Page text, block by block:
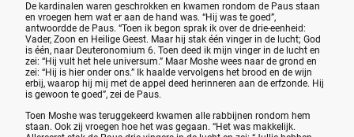
De kardinalen waren geschrokken en kwamen rondom de Paus staan
en vroegen hem wat er aan de hand was. “Hij was te goed”,
antwoordde de Paus. “Toen ik begon sprak ik over de drie-eenheid:
Vader, Zoon en Heilige Geest. Maar hij stak één vinger in de lucht; God
is één, naar Deuteronomium 6. Toen deed ik mijn vinger in de lucht en
zei: “Hij vult het hele universum.” Maar Moshe wees naar de grond en
zei: “Hij is hier onder ons.” Ik haalde vervolgens het brood en de wijn
erbij, waarop hij mij met de appel deed herinneren aan de erfzonde. Hij
is gewoon te goed”, zei de Paus.
Toen Moshe was teruggekeerd kwamen alle rabbijnen rondom hem
staan. Ook zij vroegen hoe het was gegaan. “Het was makkelijk.